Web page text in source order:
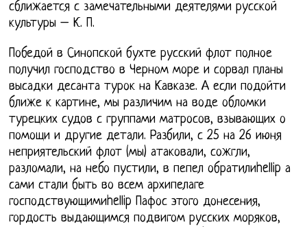
сближается с замечательными деятелями русской
культуры – К. П.
Победой в Синопской бухте русский флот полное
получил господство в Черном море и сорвал планы
высадки десанта турок на Кавказе. А если подойти
ближе к картине, мы различим на воде обломки
турецких судов с группами матросов, взывающих о
помощи и другие детали. Разбили, с 25 на 26 июня
неприятельский флот (мы) атаковали, сожгли,
разломали, на небо пустили, в пепел обратилиhellip а
сами стали быть во всем архипелаге
господствующимиhellip Пафос этого донесения,
гордость выдающимся подвигом русских моряков,